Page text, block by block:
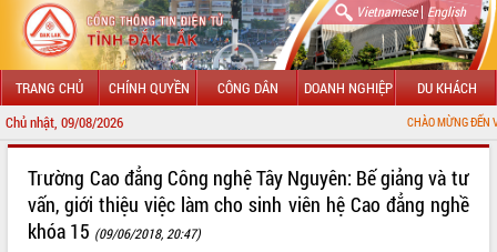
Vietnamese| English
TRANG CHỦ CHÍNH QUYỀN CÔNG DÂN DOANH NGHIỆP DU KHÁCH
Chủ nhật, 09/08/2026 CHÀO MỪNG ĐẾN VỚI CỔNG THÔNG
LÃNH ĐẠO UBND TỈNH
Trường Cao đẳng Công nghệ Tây Nguyên: Bế giảng và tư
vấn, giới thiệu việc làm cho sinh viên hệ Cao đẳng nghề
khóa 15 (09/06/2018, 20:47)